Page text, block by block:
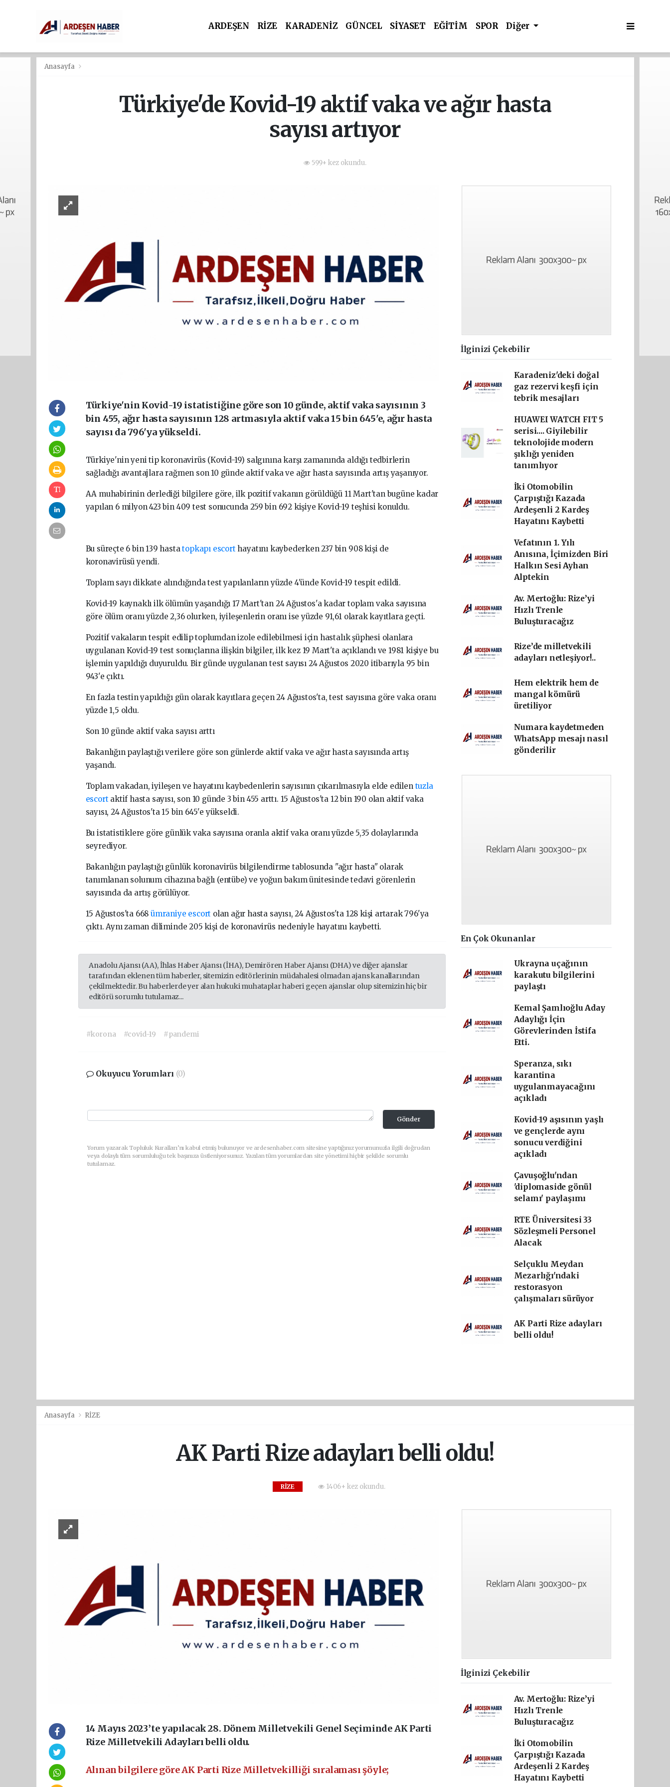
ARDEŞEN RİZE KARADENİZ GÜNCEL SİYASET EĞİTİM SPOR Diğer
Anasayfa
Türkiye'de Kovid-19 aktif vaka ve ağır hasta
sayısı artıyor
599+ kez okundu.
Türkiye'nin Kovid-19 istatistiğine göre son 10 günde, aktif vaka sayısının 3
bin 455, ağır hasta sayısının 128 artmasıyla aktif vaka 15 bin 645'e, ağır hasta
sayısı da 796'ya yükseldi.
Türkiye'nin yeni tip koronavirüs (Kovid-19) salgınına karşı zamanında aldığı tedbirlerin
sağladığı avantajlara rağmen son 10 günde aktif vaka ve ağır hasta sayısında artış yaşanıyor.
AA muhabirinin derlediği bilgilere göre, ilk pozitif vakanın görüldüğü 11 Mart'tan bugüne kadar
yapılan 6 milyon 423 bin 409 test sonucunda 259 bin 692 kişiye Kovid-19 teşhisi konuldu.
Bu süreçte 6 bin 139 hastatopkapı escort hayatını kaybederken 237 bin 908 kişi de
koronavirüsü yendi.
Toplam sayı dikkate alındığında test yapılanların yüzde 4'ünde Kovid-19 tespit edildi.
Kovid-19 kaynaklı ilk ölümün yaşandığı 17 Mart'tan 24 Ağustos'a kadar toplam vaka sayısına
göre ölüm oranı yüzde 2,36 olurken, iyileşenlerin oranı ise yüzde 91,61 olarak kayıtlara geçti.
Pozitif vakaların tespit edilip toplumdan izole edilebilmesi için hastalık şüphesi olanlara
uygulanan Kovid-19 test sonuçlarına ilişkin bilgiler, ilk kez 19 Mart'ta açıklandı ve 1981 kişiye bu
işlemin yapıldığı duyuruldu. Bir günde uygulanan test sayısı 24 Ağustos 2020 itibarıyla 95 bin
943'e çıktı.
En fazla testin yapıldığı gün olarak kayıtlara geçen 24 Ağustos'ta, test sayısına göre vaka oranı
yüzde 1,5 oldu.
Son 10 günde aktif vaka sayısı arttı
Bakanlığın paylaştığı verilere göre son günlerde aktif vaka ve ağır hasta sayısında artış
yaşandı.
Toplam vakadan, iyileşen ve hayatını kaybedenlerin sayısının çıkarılmasıyla elde edilen tuzla
escort aktif hasta sayısı, son 10 günde 3 bin 455 arttı. 15 Ağustos'ta 12 bin 190 olan aktif vaka
sayısı, 24 Ağustos'ta 15 bin 645'e yükseldi.
Bu istatistiklere göre günlük vaka sayısına oranla aktif vaka oranı yüzde 5,35 dolaylarında
seyrediyor.
Bakanlığın paylaştığı günlük koronavirüs bilgilendirme tablosunda "ağır hasta" olarak
tanımlanan solunum cihazına bağlı (entübe) ve yoğun bakım ünitesinde tedavi görenlerin
sayısında da artış görülüyor.
15 Ağustos'ta 668ümraniye escort olan ağır hasta sayısı, 24 Ağustos'ta 128 kişi artarak 796'ya
çıktı. Aynı zaman diliminde 205 kişi de koronavirüs nedeniyle hayatını kaybetti.
Anadolu Ajansı (AA), İhlas Haber Ajansı (İHA), Demirören Haber Ajansı (DHA) ve diğer ajanslar
tarafından eklenen tüm haberler, sitemizin editörlerinin müdahalesi olmadan ajans kanallarından
çekilmektedir. Bu haberlerde yer alan hukuki muhataplar haberi geçen ajanslar olup sitemizin hiç bir
editörü sorumlu tutulamaz...
#korona #covid-19 #pandemi
Okuyucu Yorumları (0)
Gönder
Yorum yazarak Topluluk Kuralları’nı kabul etmiş bulunuyor ve ardesenhaber.com sitesine yaptığınız yorumunuzla ilgili doğrudan
veya dolaylı tüm sorumluluğu tek başınıza üstleniyorsunuz. Yazılan tüm yorumlardan site yönetimi hiçbir şekilde sorumlu
tutulamaz.
İlginizi Çekebilir
Karadeniz'deki doğal
gaz rezervi keşfi için
tebrik mesajları
HUAWEI WATCH FIT 5
serisi.... Giyilebilir
teknolojide modern
şıklığı yeniden
tanımlıyor
İki Otomobilin
Çarpıştığı Kazada
Ardeşenli 2 Kardeş
Hayatını Kaybetti
Vefatının 1. Yılı
Anısına, İçimizden Biri
Halkın Sesi Ayhan
Alptekin
Av. Mertoğlu: Rize’yi
Hızlı Trenle
Buluşturacağız
Rize’de milletvekili
adayları netleşiyor!..
Hem elektrik hem de
mangal kömürü
üretiliyor
Numara kaydetmeden
WhatsApp mesajı nasıl
gönderilir
En Çok Okunanlar
Ukrayna uçağının
karakutu bilgilerini
paylaştı
Kemal Şamlıoğlu Aday
Adaylığı İçin
Görevlerinden İstifa
Etti.
Speranza, sıkı
karantina
uygulanmayacağını
açıkladı
Kovid-19 aşısının yaşlı
ve gençlerde aynı
sonucu verdiğini
açıkladı
Çavuşoğlu'ndan
'diplomaside gönül
selamı' paylaşımı
RTE Üniversitesi 33
Sözleşmeli Personel
Alacak
Selçuklu Meydan
Mezarlığı'ndaki
restorasyon
çalışmaları sürüyor
AK Parti Rize adayları
belli oldu!
Anasayfa RİZE
AK Parti Rize adayları belli oldu!
RİZE 1406+ kez okundu.
14 Mayıs 2023’te yapılacak 28. Dönem Milletvekili Genel Seçiminde AK Parti
Rize Milletvekili Adayları belli oldu.
Alınan bilgilere göre AK Parti Rize Milletvekilliği sıralaması şöyle;
İlginizi Çekebilir
Av. Mertoğlu: Rize’yi
Hızlı Trenle
Buluşturacağız
İki Otomobilin
Çarpıştığı Kazada
Ardeşenli 2 Kardeş
Hayatını Kaybetti